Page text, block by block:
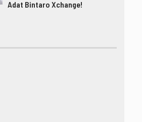
Adat Bintaro Xchange!